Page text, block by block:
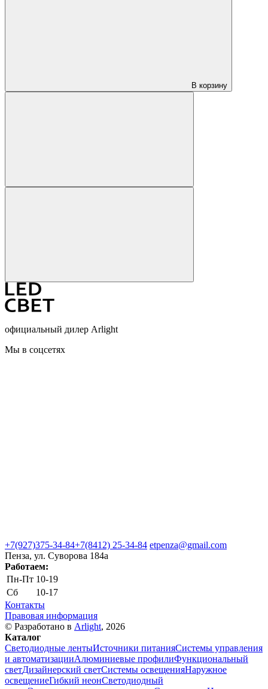
В корзину
официальный дилер Arlight
Мы в соцсетях
+7(927)375-34-84+7(8412) 25-34-84 etpenza@gmail.com
Пенза, ул. Cуворова 184а
Работаем:
Пн-Пт 10-19
Сб
10-17
Контакты
Правовая информация
© Разработано в Arlight, 2026
Каталог
Светодиодные лентыИсточники питанияСистемы управления
и автоматизацииАлюминиевые профилиФункциональный
светДизайнерский светСистемы освещенияНаружное
освещениеГибкий неонСветодиодный